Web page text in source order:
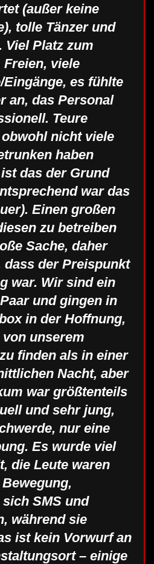
(außer keine
tolle Tänzer und
Viel Platz zum
viele
Eingänge, es fühlte
an, das Personal
Teure
nicht viele
haben
das der Grund
war das
Einen großen
zu betreiben
Sache, daher
dass der Preispunkt
war. Wir sind ein
und gingen in
in der Hoffnung,
unserem
finden als in einer
Nacht, aber
war größtenteils
und sehr jung,
nur eine
Es wurde viel
die Leute waren
SMS und
während sie
ist kein Vorwurf an
– einige